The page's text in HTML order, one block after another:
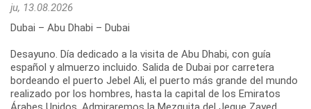
ju, 13.08.2026
Dubai – Abu Dhabi – Dubai
Desayuno. Día dedicado a la visita de Abu Dhabi, con guía
español y almuerzo incluido. Salida de Dubai por carretera
bordeando el puerto Jebel Ali, el puerto más grande del mundo
realizado por los hombres, hasta la capital de los Emiratos